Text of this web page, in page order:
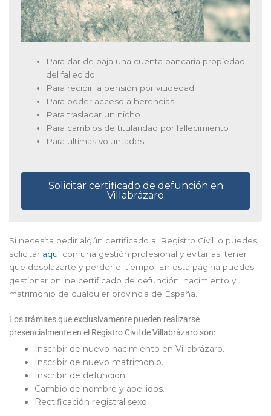
Para dar de baja una cuenta bancaria propiedad
del fallecido
Para recibir la pensión por viudedad
Para poder acceso a herencias
Para trasladar un nicho
Para cambios de titularidad por fallecimiento
Para ultimas voluntades
Solicitar certificado de defunción en
Villabrázaro
Si necesita pedir algún certificado al Registro Civil lo puedes
solicitar aquícon una gestión profesional y evitar así tener
que desplazarte y perder el tiempo. En esta página puedes
gestionar online certificado de defunción, nacimiento y
matrimonio de cualquier provincia de España.
Los trámites que exclusivamente pueden realizarse
presencialmente en el Registro Civil de Villabrázaro son:
Inscribir de nuevo nacimiento en Villabrázaro.
Inscribir de nuevo matrimonio.
Inscribir de defunción.
Cambio de nombre y apellidos.
Rectificación registral sexo.